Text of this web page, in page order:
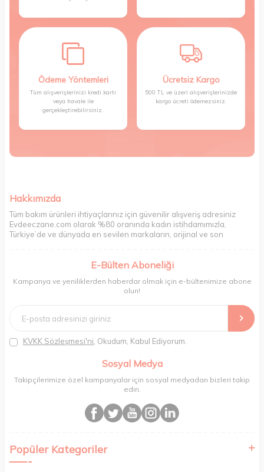
Ödeme Yöntemleri
Tüm alışverişlerinizi kredi kartı
veya havale ile
gerçekleştirebilirsiniz.
Ücretsiz Kargo
500 TL ve üzeri alışverişlerinizde
kargo ücreti ödemezsiniz.
Hakkımızda
Tüm bakım ürünleri ihtiyaçlarınız için güvenilir alışveriş adresiniz
Evdeeczane.com olarak %80 oranında kadın istihdamımızla,
Türkiye’de ve dünyada en sevilen markaların, orijinal ve son
paketliyoruz. Herhangi bir durumdan dolayı olumsuz olarak geri
müşteri temsilcilerimiz aracılığı ile gerekli tüm desteği sağlıyoruz.
2017 yılından bugüne, yüzlerce marka ve binlerce ürün seçeneğini
distribütörlerinden faturalı olarak tedarik ediyor ve müşterilerimize
aynı şekilde faturalı ve orijinal ambalajlarda gönderim sağlıyoruz.
Paketleme sürecinde geri dönüştürülebilir malzemeler kullanarak
atık oranımızı en aza indiriyor ve daha yaşanabilir bir dünya
E-Bülten Aboneliği
Kampanya ve yeniliklerden haberdar olmak için e-bültenimize abone
olun!
KVKK Sözleşmesi'ni, Okudum, Kabul Ediyorum.
Sosyal Medya
Takipçilerimize özel kampanyalar için sosyal medyadan bizleri takip
edin.
Popüler Kategoriler